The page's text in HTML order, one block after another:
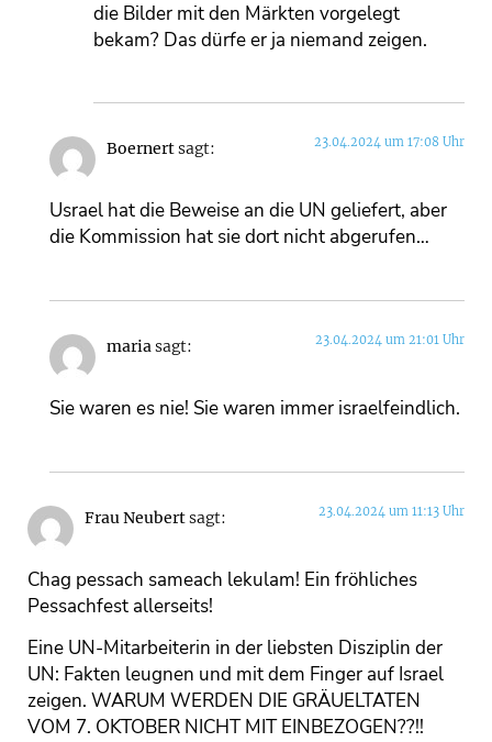
die Bilder mit den Märkten vorgelegt
bekam? Das dürfe er ja niemand zeigen.
Boernertsagt: 23.04.2024 um 17:08 Uhr
Usrael hat die Beweise an die UN geliefert, aber
die Kommission hat sie dort nicht abgerufen…
mariasagt: 23.04.2024 um 21:01 Uhr
Sie waren es nie! Sie waren immer israelfeindlich.
Frau Neubertsagt: 23.04.2024 um 11:13 Uhr
Chag pessach sameach lekulam! Ein fröhliches
Pessachfest allerseits!
Eine UN-Mitarbeiterin in der liebsten Disziplin der
UN: Fakten leugnen und mit dem Finger auf Israel
zeigen. WARUM WERDEN DIE GRÄUELTATEN
VOM 7. OKTOBER NICHT MIT EINBEZOGEN??!!